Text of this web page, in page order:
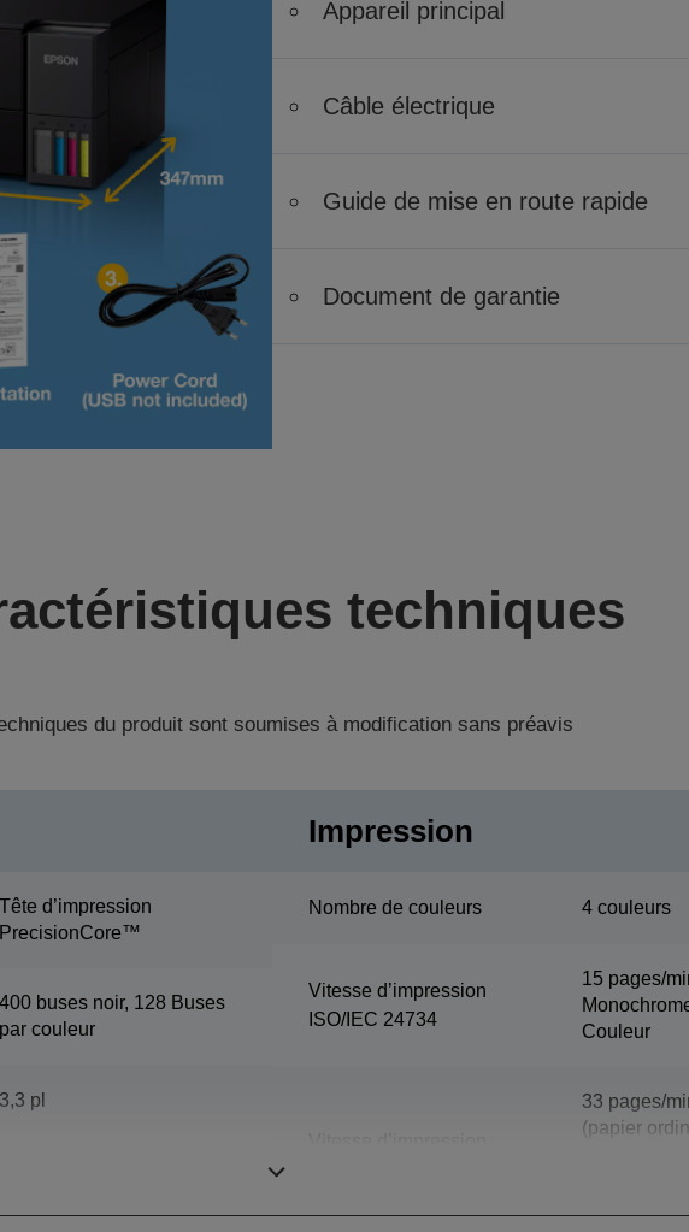
Appareil principal
Câble électrique
Guide de mise en route rapide
Document de garantie
techniques
du produit sont soumises à modification sans préavis
Tête d’impression
PrecisionCore™
400 buses noir, 128 Buses
par couleur
3,3 pl
Impression
Nombre de couleurs 4 couleurs
Vitesse d’impression
ISO/IEC 24734
15 pages/
Couleur
33 pages/
(papier